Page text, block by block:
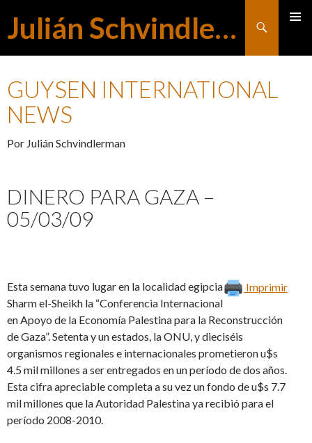
Julián Schvindlerman
Buscar
AL
GUYSEN INTERNATIONAL
NEWS
Por Julián Schvindlerman
DINERO PARA GAZA –
05/03/09
Imprimir
Esta semana tuvo lugar en la localidad egipcia
Sharm el-Sheikh la “Conferencia Internacional
en Apoyo de la Economía Palestina para la Reconstrucción
de Gaza”. Setenta y un estados, la ONU, y dieciséis
organismos regionales e internacionales prometieron u$s
4.5 mil millones a ser entregados en un período de dos años.
Esta cifra apreciable completa a su vez un fondo de u$s 7.7
mil millones que la Autoridad Palestina ya recibió para el
período 2008-2010.